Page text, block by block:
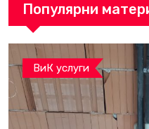
Популярни
ВиК услуги